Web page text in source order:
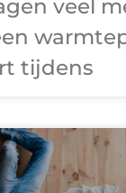
veel
tijdens